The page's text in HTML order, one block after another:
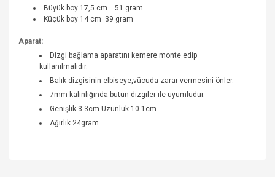
Büyük boy 17,5 cm 51 gram.
Küçük boy 14 cm 39 gram
Aparat:
Dizgi bağlama aparatını kemere monte edip
kullanılmalıdır.
Balık dizgisinin elbiseye,vücuda zarar vermesini önler.
7mm kalınlığında bütün dizgiler ile uyumludur.
Genişlik 3.3cm Uzunluk 10.1cm
Ağırlık 24gram